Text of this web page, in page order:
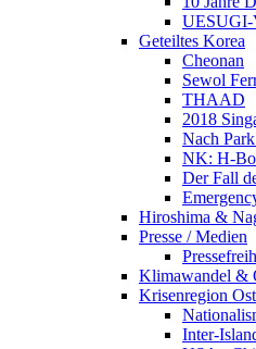
UESUGI-
Geteiltes Korea
Cheonan
Sewol
THAAD
2018
Nach
NK: H-
Der Fall
Hiroshima &
Presse / Medien
Klimawandel &
Krisenregion
Inter-